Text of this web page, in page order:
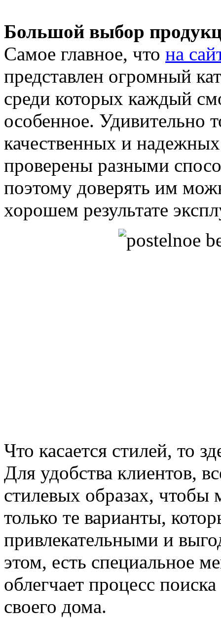
Большой выбор
Самое главное, что на
представлен огромный
среди которых каждый
особенное. Удивительно
качественных и
проверены разными
поэтому доверять им
хорошем результате
Что касается стилей, то
Для удобства клиентов,
стилевых образах,
только те варианты,
привлекательными и
этом, есть специальное
облегчает процесс
своего дома.